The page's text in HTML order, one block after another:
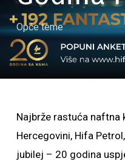
Opće teme
Najbrže rastuća naftna
Hercegovini, Hifa
jubilej – 20 godina